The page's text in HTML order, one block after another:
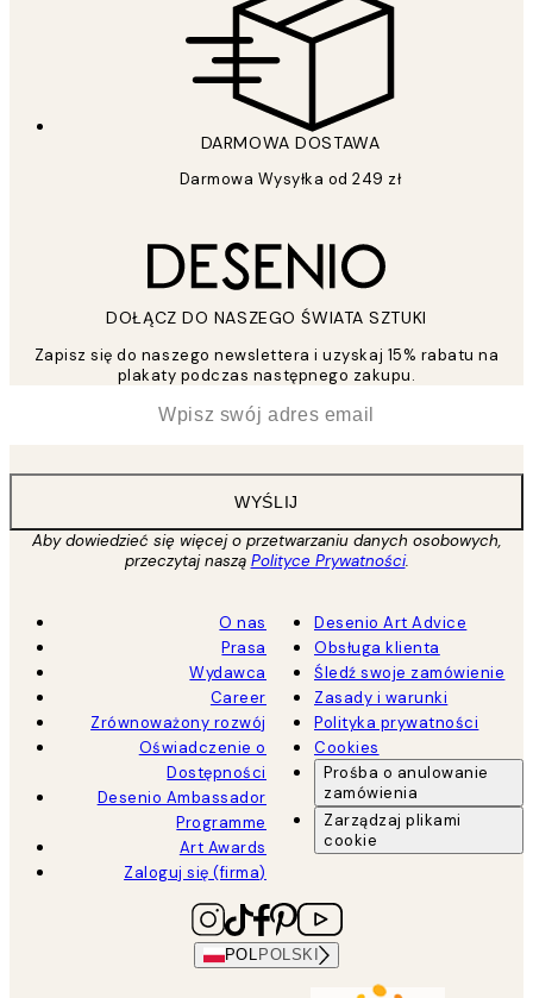
DARMOWA DOSTAWA
Darmowa Wysyłka od 249 zł
DOŁĄCZ DO NASZEGO ŚWIATA SZTUKI
Zapisz się do naszego newslettera i uzyskaj 15% rabatu na
plakaty podczas następnego zakupu.
WYŚLIJ
Aby dowiedzieć się więcej o przetwarzaniu danych osobowych,
przeczytaj naszą Polityce Prywatności.
O nas
Prasa
Wydawca
Career
Zrównoważony rozwój
Oświadczenie o
Dostępności
Desenio Ambassador
Programme
Art Awards
Zaloguj się (firma)
Desenio Art Advice
Obsługa klienta
Śledź swoje zamówienie
Zasady i warunki
Polityka prywatności
Cookies
Prośba o anulowanie
zamówienia
Zarządzaj plikami
cookie
POL POLSKI